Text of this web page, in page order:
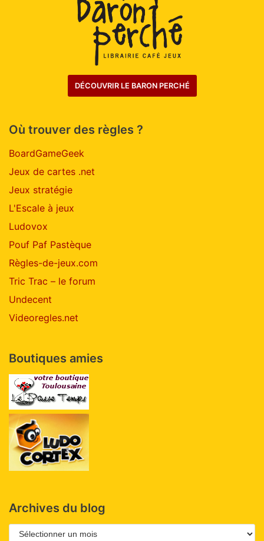
DÉCOUVRIR LE BARON PERCHÉ
Où trouver des règles ?
BoardGameGeek
Jeux de cartes .net
Jeux stratégie
L'Escale à jeux
Ludovox
Pouf Paf Pastèque
Règles-de-jeux.com
Tric Trac – le forum
Undecent
Videoregles.net
Boutiques amies
Archives du blog